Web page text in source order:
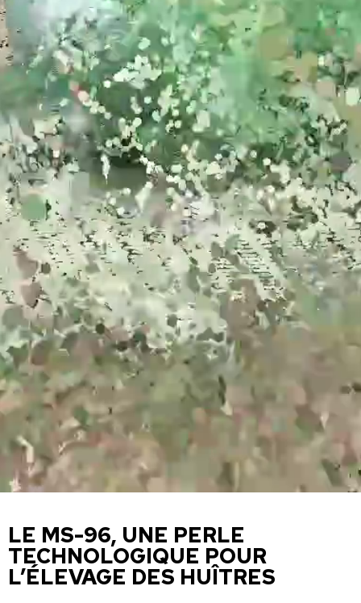
LE MS-96, UNE PERLE
TECHNOLOGIQUE POUR
L’ÉLEVAGE DES HUÎTRES